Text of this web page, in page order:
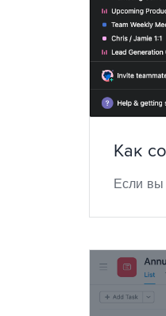
Как
Если вы